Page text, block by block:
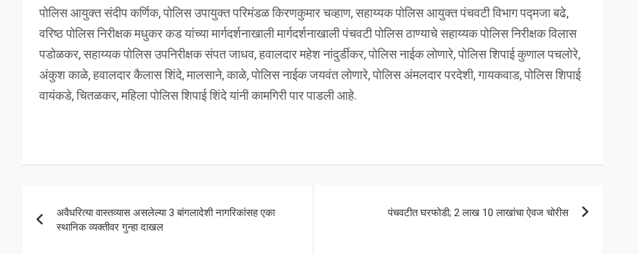
पोलिस आयुक्त संदीप कर्णिक, पोलिस उपायुक्त परिमंडळ किरणकुमार चव्हाण, सहाय्यक पोलिस आयुक्त पंचवटी विभाग पद्मजा बढे,
वरिष्ठ पोलिस निरीक्षक मधुकर कड यांच्या मार्गदर्शनाखाली मार्गदर्शनाखाली पंचवटी पोलिस ठाण्याचे सहाय्यक पोलिस निरीक्षक विलास
पडोळकर, सहाय्यक पोलिस उपनिरीक्षक संपत जाधव, हवालदार महेश नांदुर्डीकर, पोलिस नाईक लोणारे, पोलिस शिपाई कुणाल पचलोरे,
अंकुश काळे, हवालदार कैलास शिंदे, मालसाने, काळे, पोलिस नाईक जयवंत लोणारे, पोलिस अंमलदार परदेशी, गायकवाड, पोलिस शिपाई
वायंकडे, चितळकर, महिला पोलिस शिपाई शिंदे यांनी कामगिरी पार पाडली आहे.
navigation
अवैधरित्या वास्तव्यास असलेल्या 3 बांगलादेशी नागरिकांसह एका
स्थानिक व्यक्तीवर गुन्हा दाखल
पंचवटीत घरफोडी; 2 लाख 10 लाखांचा ऐवज चोरीस